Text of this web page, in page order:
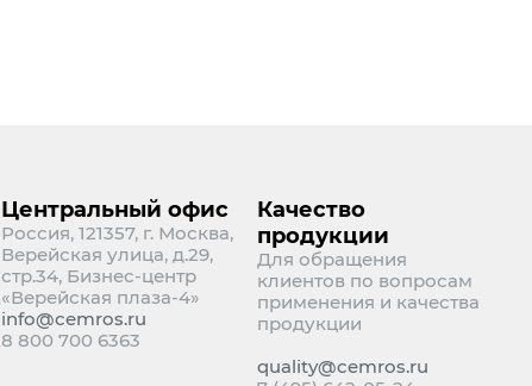
Центральный офис
Россия, 121357, г. Москва,
Верейская улица, д.29,
стр.34, Бизнес-центр
«Верейская плаза-4»
info@cemros.ru
8 800 700 6363
Качество
продукции
Для обращения
клиентов по вопросам
применения и качества
продукции
quality@cemros.ru